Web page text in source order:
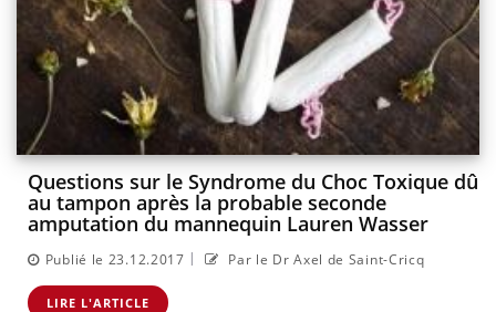
Questions sur le Syndrome du Choc Toxique dû
au tampon après la probable seconde
amputation du mannequin Lauren Wasser
Publié le 23.12.2017 | Par le Dr Axel de Saint-Cricq
LIRE L'ARTICLE